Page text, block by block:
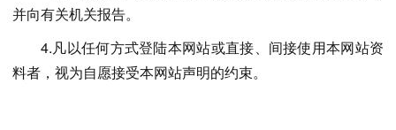
并向有关机关报告。
4.凡以任何方式登陆本网站或直接、间接使用本网站资
料者，视为自愿接受本网站声明的约束。